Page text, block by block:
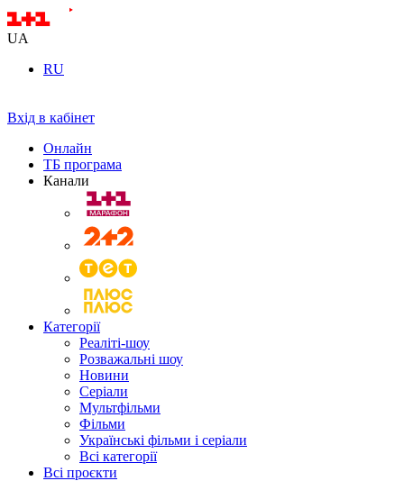
UA
RU
Вхід в кабінет
Онлайн
ТБ програма
Канали
Категорії
Реаліті-шоу
Розважальні шоу
Новини
Серіали
Мультфільми
Фільми
Українські фільми і серіали
Всі категорії
Всі проєкти